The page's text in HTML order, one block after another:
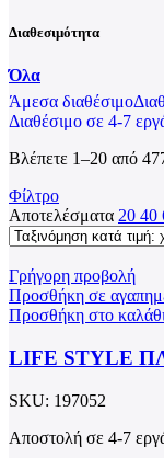
Διαθεσιμότητα
Όλα
Άμεσα διαθέσιμο
Διαθέσιμο σε 4-7
Βλέπετε 1–20 από
Φίλτρο
Αποτελέσματα 20 40
Γρήγορη προβολή
Προσθήκη σε
Προσθήκη στο καλάθι
LIFE STYLE
SKU: 197052
Αποστολή σε 4-7